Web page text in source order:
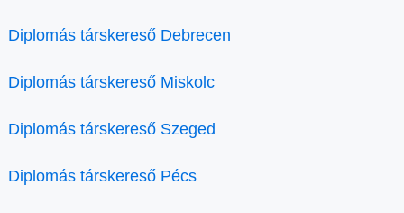
Diplomás társkereső Debrecen
Diplomás társkereső Miskolc
Diplomás társkereső Szeged
Diplomás társkereső Pécs